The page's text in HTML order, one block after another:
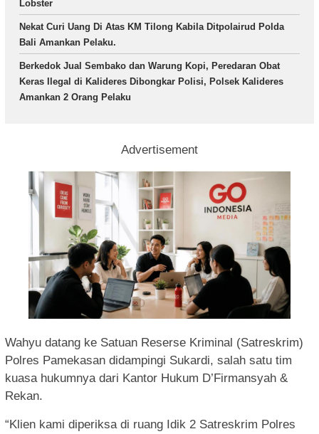
Lobster
Nekat Curi Uang Di Atas KM Tilong Kabila Ditpolairud Polda
Bali Amankan Pelaku.
Berkedok Jual Sembako dan Warung Kopi, Peredaran Obat
Keras Ilegal di Kalideres Dibongkar Polisi, Polsek Kalideres
Amankan 2 Orang Pelaku
Advertisement
Wahyu datang ke Satuan Reserse Kriminal (Satreskrim)
Polres Pamekasan didampingi Sukardi, salah satu tim
kuasa hukumnya dari Kantor Hukum D’Firmansyah &
Rekan.
“Klien kami diperiksa di ruang Idik 2 Satreskrim Polres